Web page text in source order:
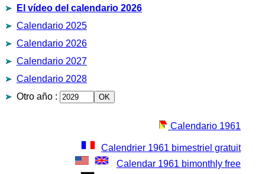
El vídeo del calendario 2026
Calendario 2025
Calendario 2026
Calendario 2027
Calendario 2028
Otro año :
Calendario 1961
Calendrier 1961 bimestriel gratuit
Calendar 1961 bimonthly free